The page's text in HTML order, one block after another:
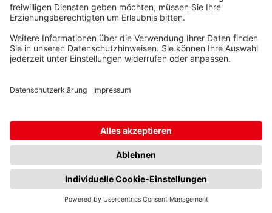
IP-Adresse
Geografischer Standort
Art. 6 Abs. 1 S. 1 lit. c DSGVO
Ort der Verarbeitung
Dies ist der primäre Ort, an dem die gesammelten Daten
verarbeitet werden. Sollten die Daten auch in anderen